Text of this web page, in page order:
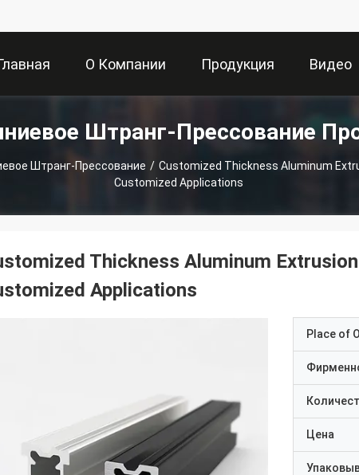
О Компании Продукция Видео
Штранг-Прессование
Штранг-Прессование / Customized Thickness Aluminum
Customized Applications
Thickness Aluminum
Applications
Place of
Цена